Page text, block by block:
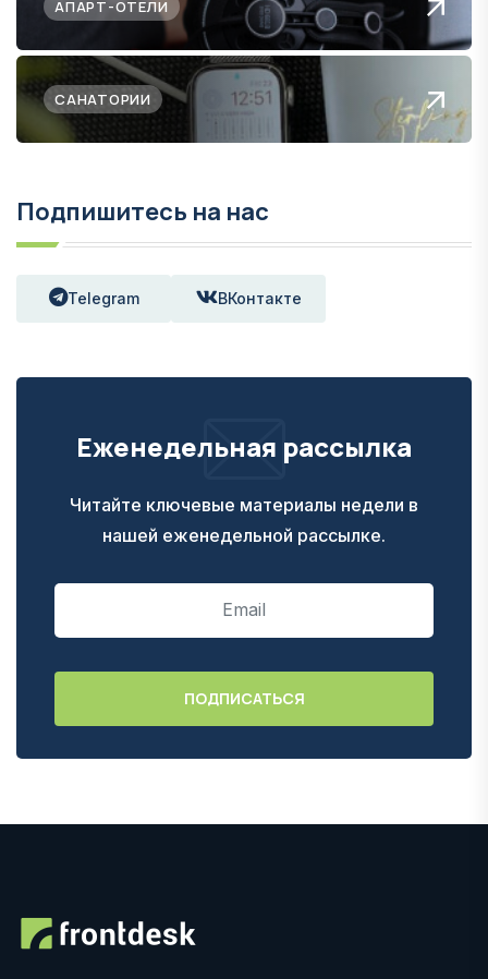
АПАРТ-ОТЕЛИ
САНАТОРИИ
Подпишитесь на нас
Telegram ВКонтакте
Еженедельная рассылка
Читайте ключевые материалы недели в
нашей еженедельной рассылке.